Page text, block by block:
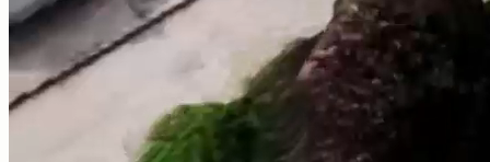
DIN EN 12831 konform